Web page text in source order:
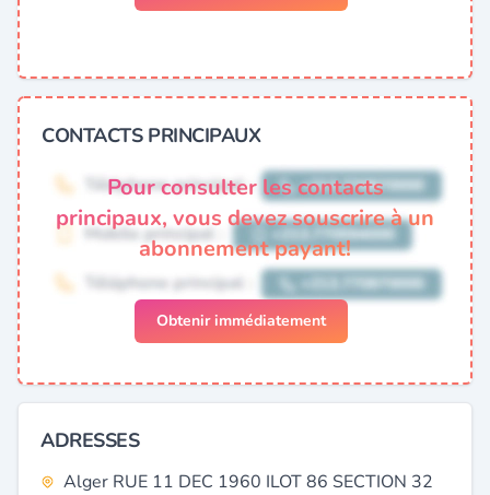
CONTACTS PRINCIPAUX
Pour consulter les contacts
principaux, vous devez souscrire à un
abonnement payant!
Obtenir immédiatement
ADRESSES
Alger RUE 11 DEC 1960 ILOT 86 SECTION 32